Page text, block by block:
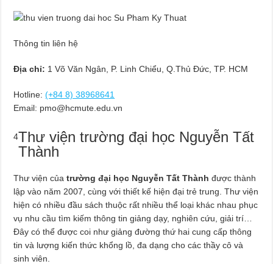
Thông tin liên hệ
Địa chỉ: 1 Võ Văn Ngân, P. Linh Chiểu, Q.Thủ Đức, TP. HCM
Hotline: (+84 8) 38968641
Email: pmo@hcmute.edu.vn
4Thư viện trường đại học Nguyễn Tất
Thành
Thư viện củatrường đại học Nguyễn Tất Thành được thành
lập vào năm 2007, cùng với thiết kế hiện đại trẻ trung. Thư viện
hiện có nhiều đầu sách thuộc rất nhiều thể loại khác nhau phục
vụ nhu cầu tìm kiếm thông tin giảng dạy, nghiên cứu, giải trí…
Đây có thể được coi như giảng đường thứ hai cung cấp thông
tin và lượng kiến thức khổng lồ, đa dạng cho các thầy cô và
sinh viên.